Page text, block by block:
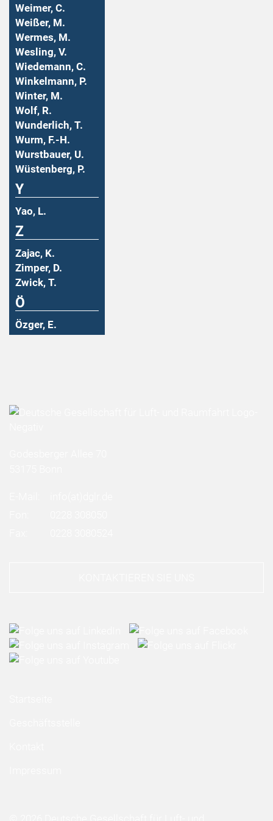
Weimer, C.
Weißer, M.
Wermes, M.
Wesling, V.
Wiedemann, C.
Winkelmann, P.
Winter, M.
Wolf, R.
Wunderlich, T.
Wurm, F.-H.
Wurstbauer, U.
Wüstenberg, P.
Y
Yao, L.
Z
Zajac, K.
Zimper, D.
Zwick, T.
Ö
Özger, E.